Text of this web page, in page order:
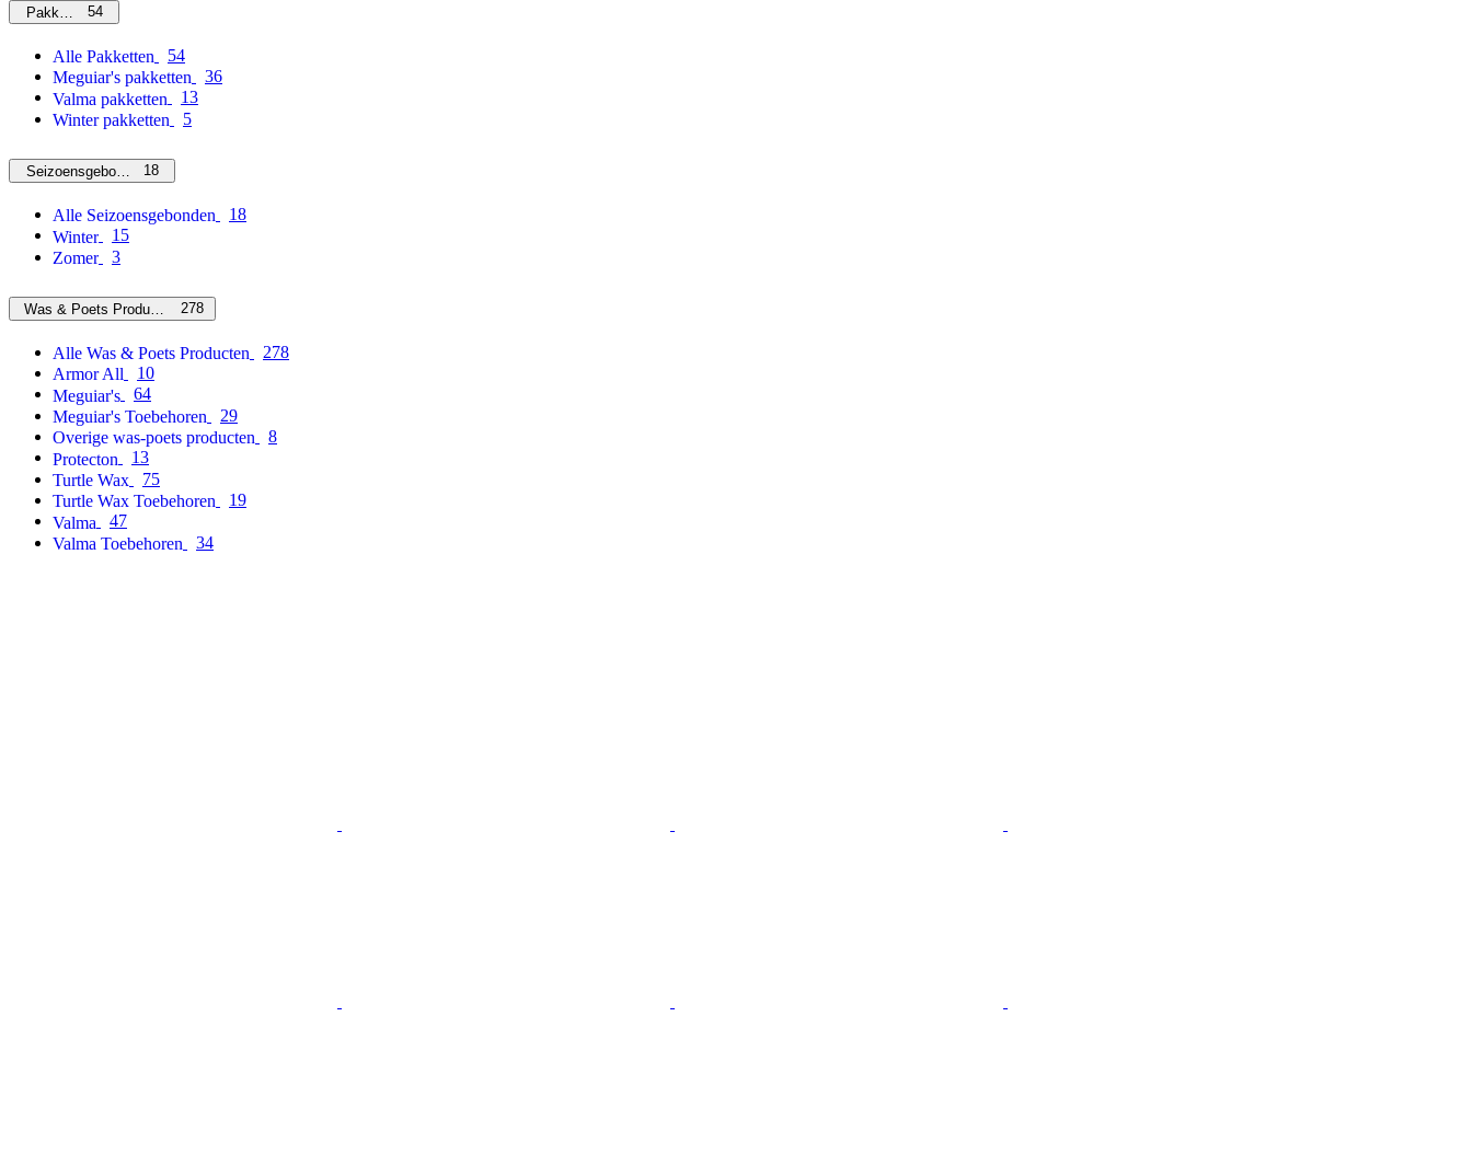
Pakketten54
Alle Pakketten
54
Meguiar's pakketten
36
Valma pakketten
13
Winter pakketten
5
Seizoensgebonden18
Alle Seizoensgebonden
18
Winter
15
Zomer
3
Was & Poets Producten 278
Alle Was & Poets Producten
278
Armor All
10
Meguiar's
64
Meguiar's Toebehoren
29
Overige was-poets producten
8
Protecton
13
Turtle Wax
75
Turtle Wax Toebehoren
19
Valma
47
Valma Toebehoren
34